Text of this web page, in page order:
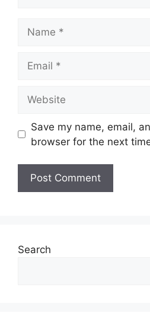
Save my name, email,
browser for the next
Search